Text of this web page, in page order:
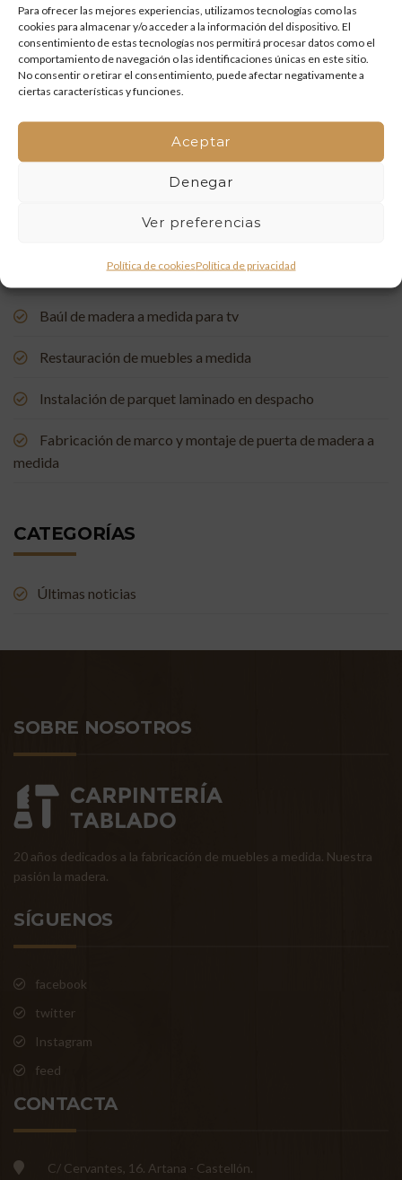
Para ofrecer las mejores experiencias, utilizamos tecnologías como las
cookies para almacenar y/o acceder a la información del dispositivo. El
consentimiento de estas tecnologías nos permitirá procesar datos como el
comportamiento de navegación o las identificaciones únicas en este sitio.
No consentir o retirar el consentimiento, puede afectar negativamente a
ciertas características y funciones.
Aceptar
Denegar
Ver preferencias
Política de cookiesPolítica de privacidad
Mueble de baño a medida con acabado en nogal
Un rincón de estudio único: restauración y carpintería a
Restauración de una Capelleta de Visita Domiciliaria: Un
Puerta de entrada a medida, de madera de pino suecia
Baúl de madera a medida para tv
Restauración de muebles a medida
Instalación de parquet laminado en despacho
Fabricación de marco y montaje de puerta de madera a
medida
CATEGORÍAS
Últimas noticias
SOBRE NOSOTROS
20 años dedicados a la fabricación de muebles a medida. Nuestra
pasión la madera.
SÍGUENOS
facebook
twitter
Instagram
feed
CONTACTA
C/ Cervantes, 16. Artana - Castellón.